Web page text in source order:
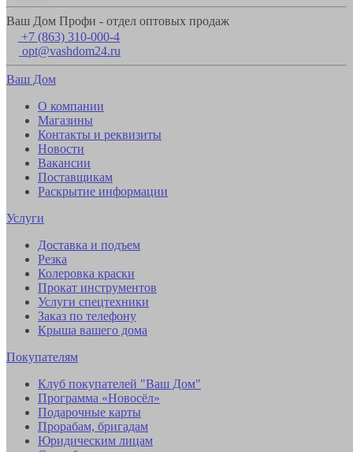
Ваш Дом Профи - отдел оптовых продаж
+7 (863) 310-000-4
opt@vashdom24.ru
Ваш Дом
О компании
Магазины
Контакты и реквизиты
Новости
Вакансии
Поставщикам
Раскрытие информации
Услуги
Доставка и подъем
Резка
Колеровка краски
Прокат инструментов
Услуги спецтехники
Заказ по телефону
Крыша вашего дома
Покупателям
Клуб покупателей "Ваш Дом"
Программа «Новосёл»
Подарочные карты
Прорабам, бригадам
Юридическим лицам